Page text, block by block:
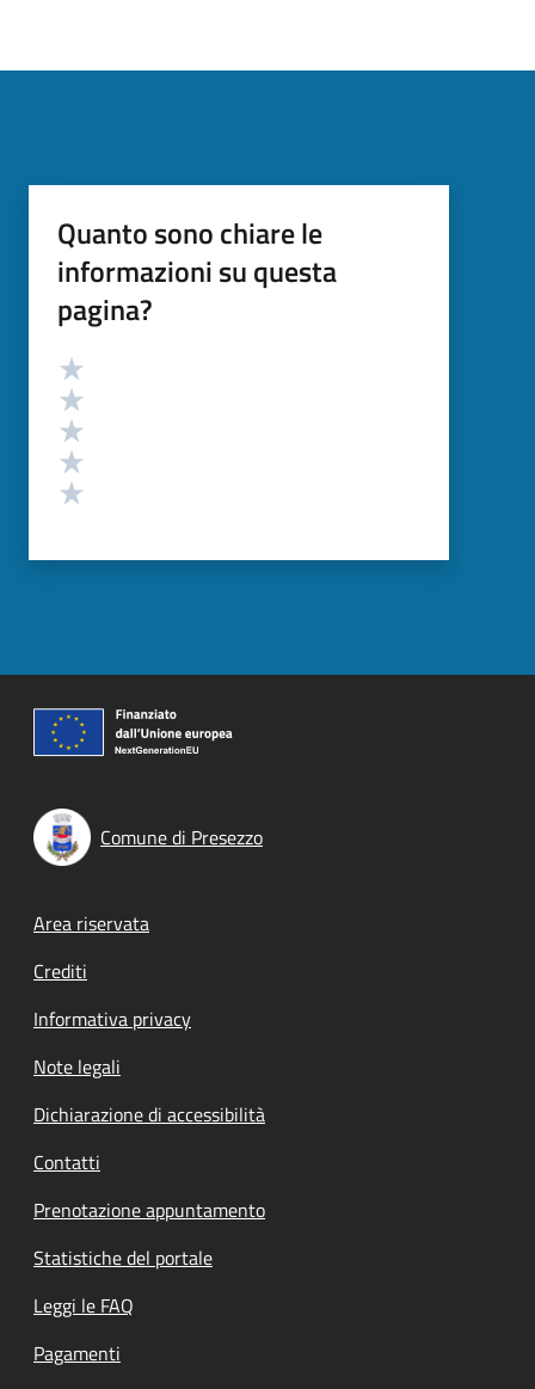
Quanto sono chiare le
informazioni su questa
pagina?
Valutazione
Comune di Presezzo
Footer menu
Area riservata
Crediti
Informativa privacy
Note legali
Dichiarazione di accessibilità
Contatti
Prenotazione appuntamento
Statistiche del portale
Leggi le FAQ
Pagamenti